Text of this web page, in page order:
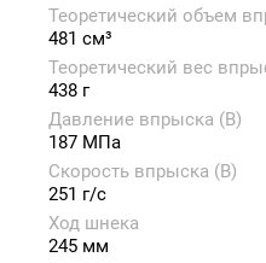
Теоретический объем
481 см³
Теоретический вес
438 г
Давление впрыска (B)
187 МПа
Скорость впрыска (B)
251 г/с
Ход шнека
245 мм